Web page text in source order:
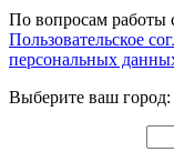
По вопросам работы
Пользовательское
персональных
Выберите ваш город: